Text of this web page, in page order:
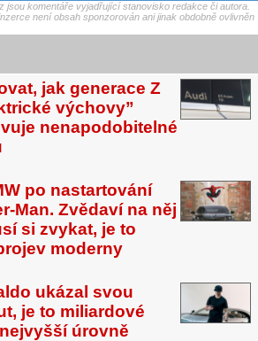
jsou komentáře vyjadřující stanovisko redakce či autora.
není obsah sponzorován ani jinak obdobně ovlivněn
jak generace Z
výchovy”
nenapodobitelné
po nastartování
Man. Zvědaví na něj
si zvykat, je to
moderny
ukázal svou
je to miliardové
úrovně